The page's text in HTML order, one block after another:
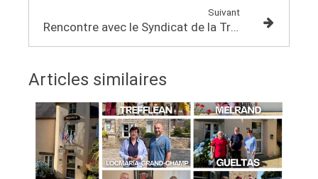
Suivant
Rencontre avec le Syndicat de la Truite d'Élevage de Bretagne (STEB)
Articles similaires